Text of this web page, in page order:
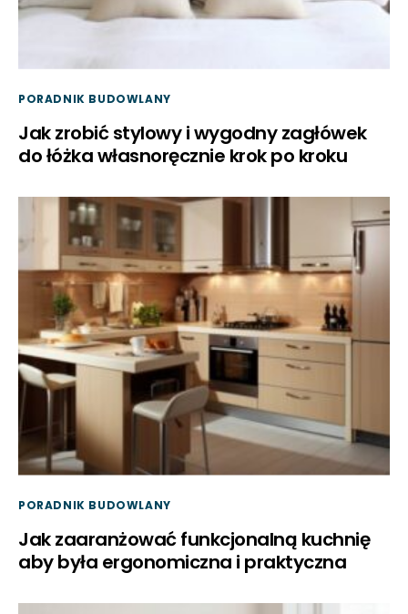
PORADNIK BUDOWLANY
Jak zrobić stylowy i wygodny zagłówek
do łóżka własnoręcznie krok po kroku
PORADNIK BUDOWLANY
Jak zaaranżować funkcjonalną kuchnię
aby była ergonomiczna i praktyczna